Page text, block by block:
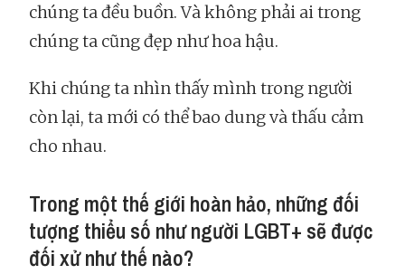
chúng ta đều buồn. Và không phải ai trong
chúng ta cũng đẹp như hoa hậu.
Khi chúng ta nhìn thấy mình trong người
còn lại, ta mới có thể bao dung và thấu cảm
cho nhau.
Trong một thế giới hoàn hảo, những đối
tượng thiểu số như người LGBT+ sẽ được
đối xử như thế nào?